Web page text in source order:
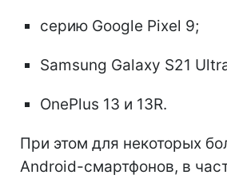
серию Google Pixel 9;
Samsung Galaxy S21
OnePlus 13 и 13R.
При этом для некоторых
Android-смартфонов, в